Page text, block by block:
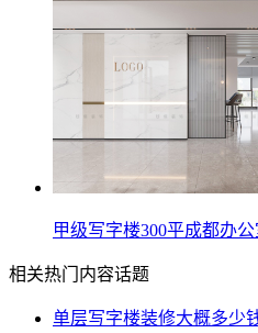
甲级写字楼300平成都办
相关热门内容话题
单层写字楼装修大概多少